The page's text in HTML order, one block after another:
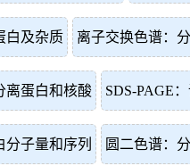
白及杂质 离子交换色谱：
离蛋白和核酸 SDS-PAGE
分子量和序列 圆二色谱：